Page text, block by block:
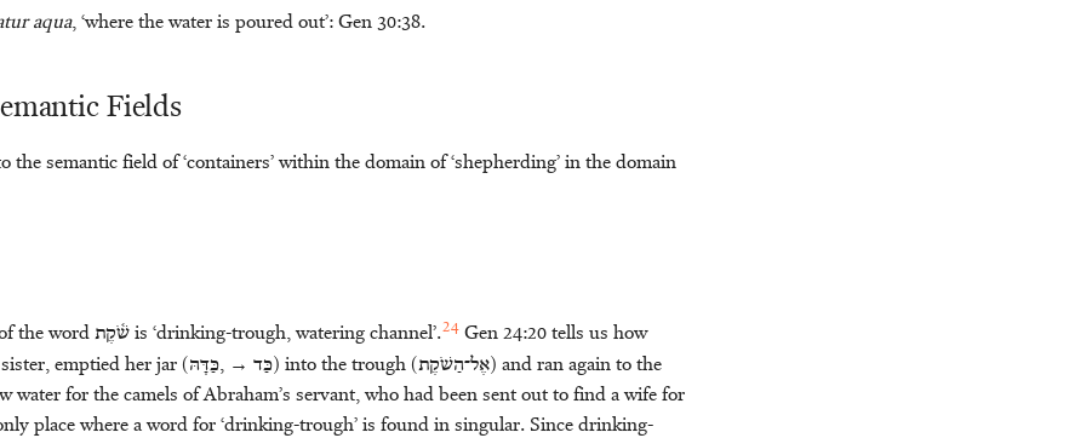
aqua, ‘where the water is poured out’: Gen 30:38.
Fields
the semantic field of ‘containers’ within the domain of ‘shepherding’ in the domain
the wordשֹׁ֫קֶתis ‘drinking-trough, watering channel’.24 Gen 24:20 tells us how
emptied her jar (כַּדָּהּ, → כַּד) into the trough (אֶל־הַשֹׁקֶת) and ran again to the
water for the camels of Abraham’s servant, who had been sent out to find a wife for
place where a word for ‘drinking-trough’ is found in singular. Since drinking-